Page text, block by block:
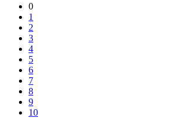
0
1
2
3
4
5
6
7
8
9
10